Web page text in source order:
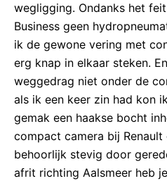
wegligging. Ondanks het
Business geen
ik de gewone vering met
erg knap in elkaar steken.
weggedrag niet onder de
als ik een keer zin had kon
gemak een haakse bocht
compact camera bij
behoorlijk stevig door
afrit richting Aalsmeer heb